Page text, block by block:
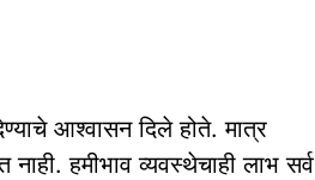
आश्वासन दिले होते. मात्र
नाही. हमीभाव व्यवस्थेचाही लाभ सर्व